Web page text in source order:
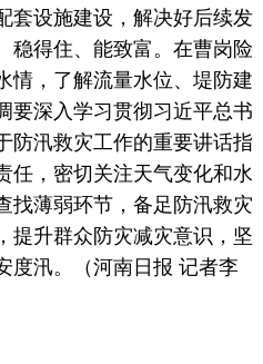
套设施建设，解决好后续发
稳得住、能致富。在曹岗险
情，了解流量水位、堤防建
要深入学习贯彻习近平总书
防汛救灾工作的重要讲话指
任，密切关注天气变化和水
找薄弱环节，备足防汛救灾
提升群众防灾减灾意识，坚
度汛。（河南日报 记者李